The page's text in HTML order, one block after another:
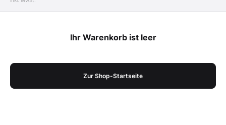
Ihr Warenkorb ist leer
Zur Shop-Startseite